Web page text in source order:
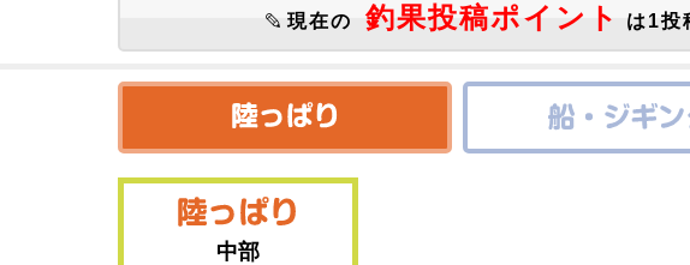
現在の 釣果投稿ポイント は1投
中部